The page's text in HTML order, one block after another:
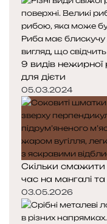
9 видів нежирної
для дієти
05.03.2024
Скільки
час на мангалі та
03.05.2026